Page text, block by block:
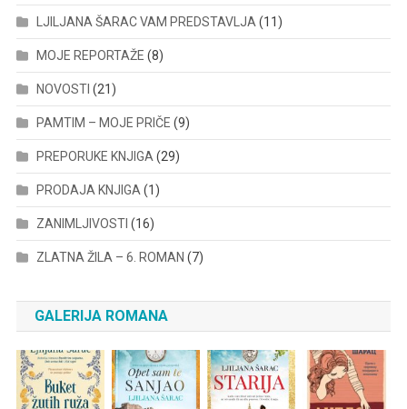
LJILJANA ŠARAC VAM PREDSTAVLJA (11)
MOJE REPORTAŽE (8)
NOVOSTI (21)
PAMTIM – MOJE PRIČE (9)
PREPORUKE KNJIGA (29)
PRODAJA KNJIGA (1)
ZANIMLJIVOSTI (16)
ZLATNA ŽILA – 6. ROMAN (7)
GALERIJA ROMANA